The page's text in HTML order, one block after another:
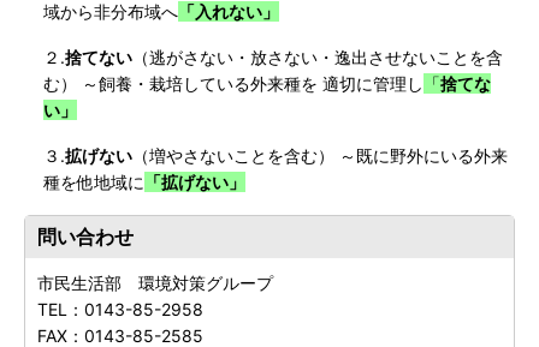
域から非分布域へ 「入れない」
２.捨てない （逃がさない・放さない・逸出させないことを含
む） ～飼養・栽培している外来種を 適切に管理し 「捨てな
い」
３.拡げない （増やさないことを含む） ～既に野外にいる外来
種を他地域に 「拡げない」
問い合わせ
市民生活部 環境対策グループ
TEL： 0143-85-2958
FAX： 0143-85-2585